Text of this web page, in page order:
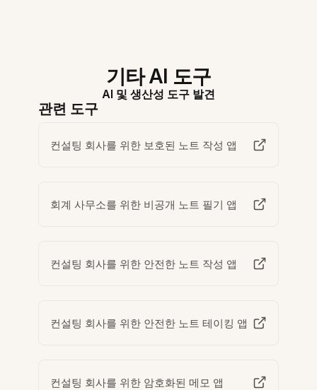
기타 AI 도구
AI 및 생산성 도구 발견
관련 도구
컨설팅 회사를 위한 보호된 노트 작성 앱
회계 사무소를 위한 비공개 노트 필기 앱
컨설팅 회사를 위한 안전한 노트 작성 앱
컨설팅 회사를 위한 안전한 노트 테이킹 앱
컨설팅 회사를 위한 암호화된 메모 앱